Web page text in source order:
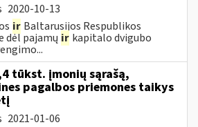
2020-10-13
ir Baltarusijos Respublikos
dėl pajamų ir kapitalo dvigubo
tūkst. įmonių sąrašą,
pagalbos priemones taikys
2021-01-06